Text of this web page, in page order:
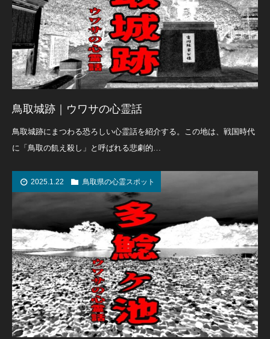
鳥取城跡｜ウワサの心霊話
鳥取城跡にまつわる恐ろしい心霊話を紹介する。この地は、戦国時代
に「鳥取の飢え殺し」と呼ばれる悲劇的…
2025.1.22 鳥取県の心霊スポット